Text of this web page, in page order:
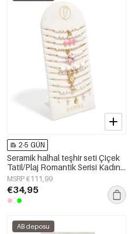
2-5 GÜN
Seramik halhal teşhir seti Çiçek
Tatil/Plaj Romantik Serisi Kadın
takıları
MSRP €111,99
€34,95
AB deposu